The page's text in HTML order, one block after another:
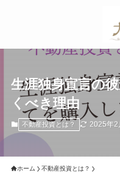
生涯独身宣言の
くべき理由
不動産投資とは？ 2025年2
ホーム 不動産投資とは？